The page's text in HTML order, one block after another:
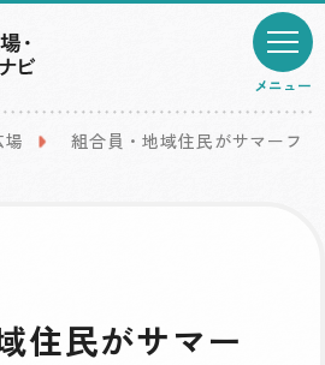
メニュー
組合員・地域住民がサマーフ
住民がサマー